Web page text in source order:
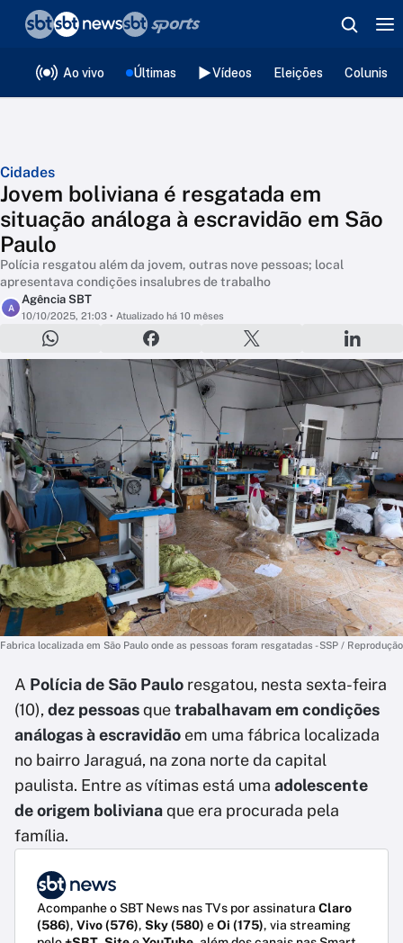
Ao vivo Últimas Vídeos Eleições
Cidades
Jovem boliviana é resgatada em
situação análoga à escravidão em São
Paulo
Polícia resgatou além da jovem, outras nove pessoas; local
apresentava condições insalubres de trabalho
A
Agência SBT
10/10/2025, 21:03 • Atualizado há 10 mêses
Fabrica localizada em São Paulo onde as pessoas foram resgatadas - SSP / Reprodução
A Polícia de São Paulo resgatou, nesta sexta-feira
(10), dez pessoasquetrabalhavam em condições
análogas à escravidão em uma fábrica localizada
no bairro Jaraguá, na zona norte da capital
paulista. Entre as vítimas está uma adolescente
de origem bolivianaque era procurada pela
família.
Acompanhe o SBT News nas TVs por assinatura Claro
(586), Vivo (576), Sky (580) eOi (175), via streaming
❮voltar
Editorias